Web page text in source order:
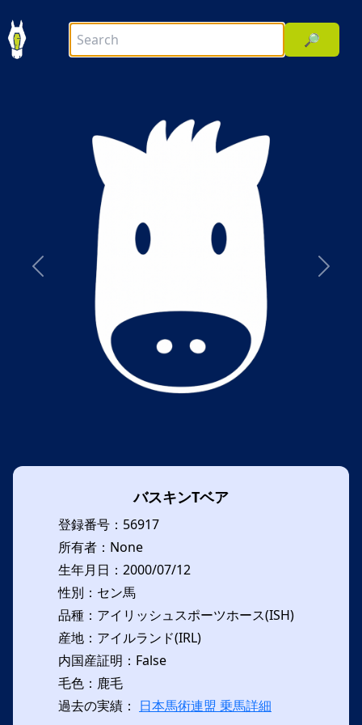
🔎
前へ 次へ
バスキンTベア
登録番号：56917
所有者：None
生年月日：2000/07/12
性別：セン馬
品種：アイリッシュスポーツホース(ISH)
産地：アイルランド(IRL)
内国産証明：False
毛色：鹿毛
過去の実績： 日本馬術連盟 乗馬詳細